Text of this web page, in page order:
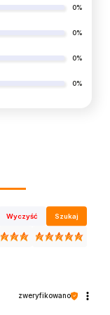
0%
0%
0%
0%
Wyczyść Szukaj
zweryfikowano